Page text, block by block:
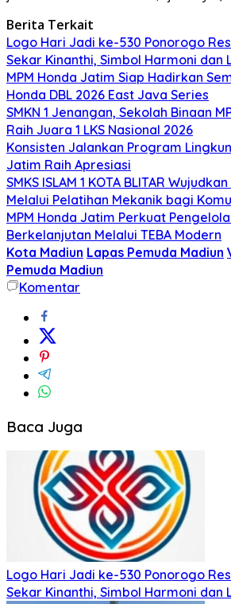
Berita Terkait
Logo Hari Jadi ke-530 Ponorogo
Sekar Kinanthi, Simbol Harmoni dan
MPM Honda Jatim Siap Hadirkan
Honda DBL 2026 East Java Series
SMKN 1 Jenangan, Sekolah Binaan
Raih Juara 1 LKS Nasional 2026
Konsisten Jalankan Program
Jatim Raih Apresiasi
SMKS ISLAM 1 KOTA BLITAR
Melalui Pelatihan Mekanik bagi
MPM Honda Jatim Perkuat
Berkelanjutan Melalui TEBA Modern
Kota Madiun Lapas Pemuda Madiun
Pemuda Madiun
Komentar
Baca Juga
Logo Hari Jadi ke-530 Ponorogo
Sekar Kinanthi, Simbol Harmoni dan